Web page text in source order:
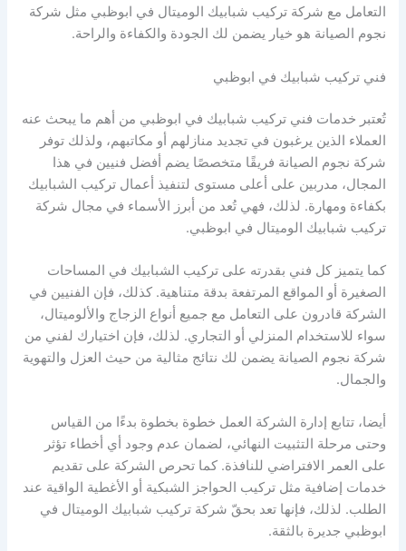
التعامل مع شركة تركيب شبابيك الوميتال في ابوظبي مثل شركة
نجوم الصيانة هو خيار يضمن لك الجودة والكفاءة والراحة.
فني تركيب شبابيك في ابوظبي
تُعتبر خدمات فني تركيب شبابيك في ابوظبي من أهم ما يبحث عنه
العملاء الذين يرغبون في تجديد منازلهم أو مكاتبهم، ولذلك توفر
شركة نجوم الصيانة فريقًا متخصصًا يضم أفضل فنيين في هذا
المجال، مدربين على أعلى مستوى لتنفيذ أعمال تركيب الشبابيك
بكفاءة ومهارة. لذلك، فهي تُعد من أبرز الأسماء في مجال شركة
تركيب شبابيك الوميتال في ابوظبي.
كما يتميز كل فني بقدرته على تركيب الشبابيك في المساحات
الصغيرة أو المواقع المرتفعة بدقة متناهية. كذلك، فإن الفنيين في
الشركة قادرون على التعامل مع جميع أنواع الزجاج والألوميتال،
سواء للاستخدام المنزلي أو التجاري. لذلك، فإن اختيارك لفني من
شركة نجوم الصيانة يضمن لك نتائج مثالية من حيث العزل والتهوية
والجمال.
أيضا، تتابع إدارة الشركة العمل خطوة بخطوة بدءًا من القياس
وحتى مرحلة التثبيت النهائي، لضمان عدم وجود أي أخطاء تؤثر
على العمر الافتراضي للنافذة. كما تحرص الشركة على تقديم
خدمات إضافية مثل تركيب الحواجز الشبكية أو الأغطية الواقية عند
الطلب. لذلك، فإنها تعد بحقّ شركة تركيب شبابيك الوميتال في
ابوظبي جديرة بالثقة.